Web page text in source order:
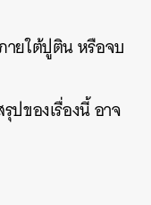
ายใต้ปูติน หรือจบ
ปของเรื่องนี้ อาจ